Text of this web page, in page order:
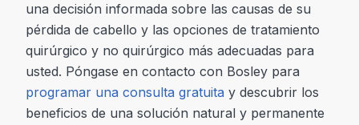
una decisión informada sobre las causas de su
pérdida de cabello y las opciones de tratamiento
quirúrgico y no quirúrgico más adecuadas para
usted. Póngase en contacto con Bosley para
programar una consulta gratuita y descubrir los
beneficios de una solución natural y permanente